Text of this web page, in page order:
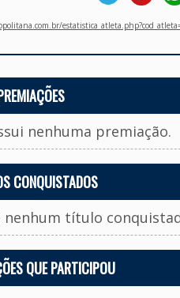
nenhuma premiação.
CONQUISTADOS
nenhum título
QUE PARTICIPOU